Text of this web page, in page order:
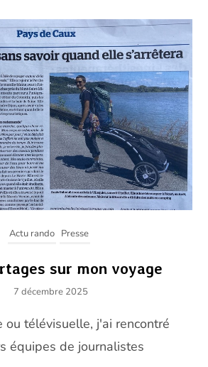
Actu rando Presse
sur mon voyage
7 décembre 2025
ou télévisuelle, j'ai rencontré
équipes de journalistes